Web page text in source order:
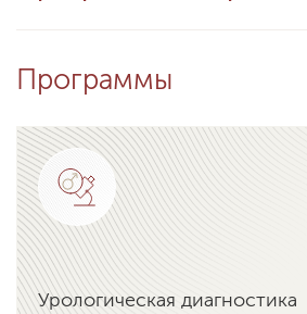
Программы
Урологическая диагностика